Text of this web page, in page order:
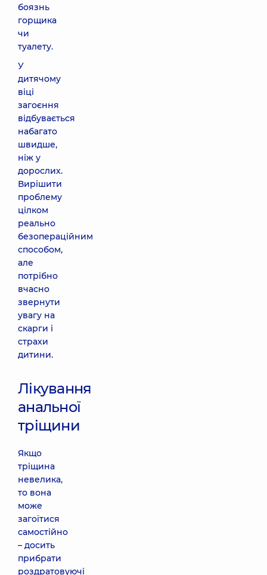
боязнь
горщика
чи
туалету.
У
дитячому
віці
загоєння
відбувається
набагато
швидше,
ніж у
дорослих.
Вирішити
проблему
цілком
реально
безопераційним
способом,
але
потрібно
вчасно
звернути
увагу на
скарги і
страхи
дитини.
Лікування
анальної
тріщини
Якщо
тріщина
невелика,
то вона
може
загоїтися
самостійно
– досить
прибрати
роздратовуючі